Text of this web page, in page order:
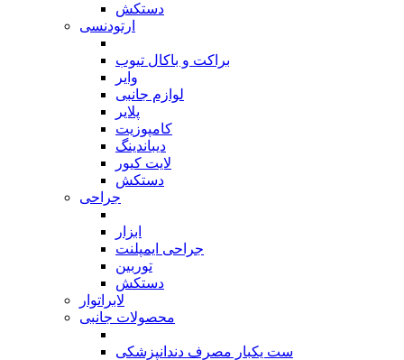
دستکش
ارتودنسی
براکت و باکال تیوب
وایر
لوازم جانبی
پلایر
کامپوزیت
دیباندینگ
لایت کیور
دستکش
جراحی
ابزار
جراحی ایمپلنت
توربین
دستکش
لابراتوار
محصولات جانبی
ست یکبار مصرف دندانپزشکی